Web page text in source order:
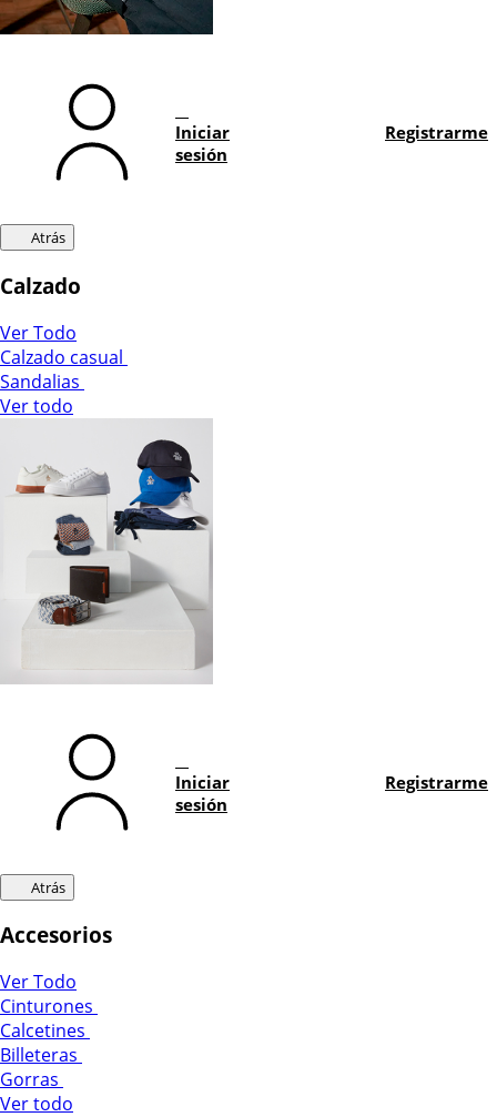
Iniciar
sesión
Registrarme
Atrás
Calzado
Ver Todo
Calzado casual
Sandalias
Ver todo
Iniciar
sesión
Registrarme
Atrás
Accesorios
Ver Todo
Cinturones
Calcetines
Billeteras
Gorras
Ver todo